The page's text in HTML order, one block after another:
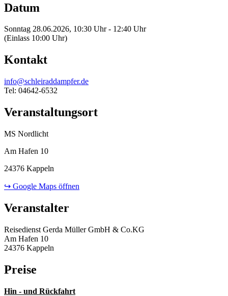
Datum
Sonntag 28.06.2026, 10:30 Uhr - 12:40 Uhr
(Einlass 10:00 Uhr)
Kontakt
info@schleiraddampfer.de
Tel: 04642-6532
Veranstaltungsort
MS Nordlicht
Am Hafen 10
24376 Kappeln
↪ Google Maps öffnen
Veranstalter
Reisedienst Gerda Müller GmbH & Co.KG
Am Hafen 10
24376 Kappeln
Preise
Hin - und Rückfahrt